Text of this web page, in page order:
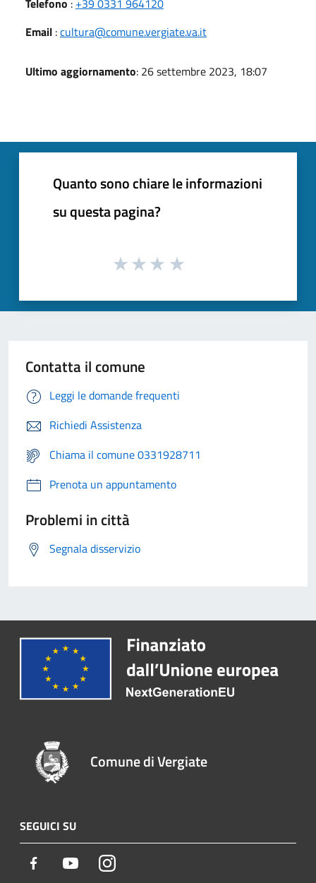
Email :cultura@comune.vergiate.va.it
Ultimo aggiornamento: 26 settembre 2023, 18:07
Quanto sono chiare le informazioni
su questa pagina?
Contatta il comune
Leggi le domande frequenti
Richiedi Assistenza
Chiama il comune 0331928711
Prenota un appuntamento
Problemi in città
Segnala disservizio
Comune di Vergiate
SEGUICI SU
Facebook YoutubeInstagram